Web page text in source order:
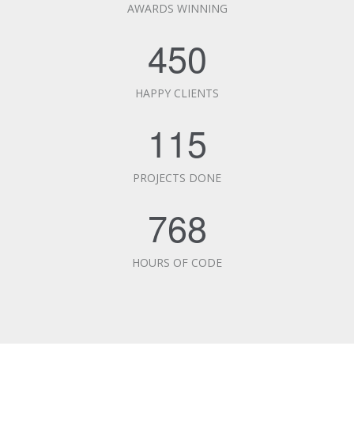
AWARDS WINNING
450
HAPPY CLIENTS
115
PROJECTS DONE
768
HOURS OF CODE